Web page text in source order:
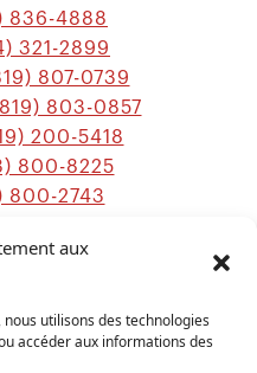
aux
utilisons des technologies
accéder aux informations des
836-4888
321-2899
807-0739
803-0857
200-5418
800-8225
800-2743